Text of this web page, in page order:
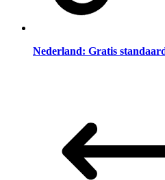
Nederland: Gratis